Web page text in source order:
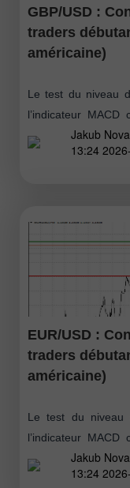
GBP/USD :
traders
américaine)
Le test du niveau
l’indicateur
hausse depuis la
Jakub
13:24
EUR/USD :
traders
américaine)
Le test du
l’indicateur
hausse depuis la
Jakub
13:24